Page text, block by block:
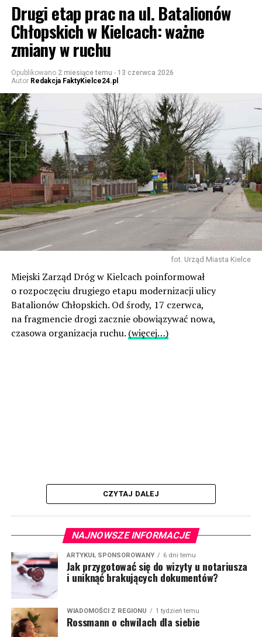
Drugi etap prac na ul. Batalionów
Chłopskich w Kielcach: ważne
zmiany w ruchu
Opublikowano 2 miesiące temu - 13 czerwca 2026
Autor Redakcja FaktyKielce24.pl
fot. Urząd Miasta Kielce
Miejski Zarząd Dróg w Kielcach poinformował
o rozpoczęciu drugiego etapu modernizacji ulicy
Batalionów Chłopskich. Od środy, 17 czerwca,
na fragmencie drogi zacznie obowiązywać nowa,
czasowa organizacja ruchu. (więcej…)
CZYTAJ DALEJ
NAJNOWSZE INFORMACJE
ARTYKUŁ SPONSOROWANY 6 dni temu
Jak przygotować się do wizyty u notariusza
i uniknąć brakujących dokumentów?
WIADOMOŚCI Z REGIONU 1 tydzień temu
Rossmann o chwilach dla siebie